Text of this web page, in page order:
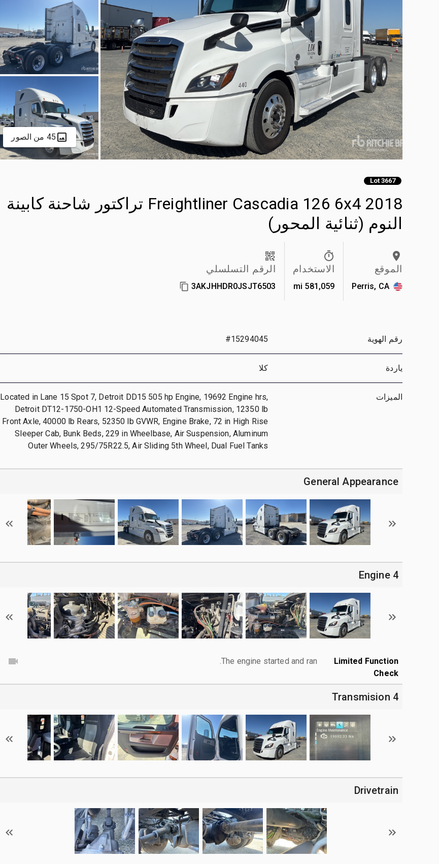
45 من الصور
Lot 3667
2018 Freightliner Cascadia 126 6x4 تراكتور شاحنة كابينة
النوم (ثنائية المحور)
الموقع
Perris, CA
الاستخدام
581,059 mi
الرقم التسلسلي
3AKJHHDR0JSJT6503
رقم الهوية #15294045
ياردة كلا
الميزات
Located in Lane 15 Spot 7, Detroit DD15 505 hp Engine, 19692 Engine hrs,
Detroit DT12-1750-OH1 12-Speed Automated Transmission, 12350 lb
Front Axle, 40000 lb Rears, 52350 lb GVWR, Engine Brake, 72 in High Rise
Sleeper Cab, Bunk Beds, 229 in Wheelbase, Air Suspension, Aluminum
Outer Wheels, 295/75R22.5, Air Sliding 5th Wheel, Dual Fuel Tanks
General Appearance
4 Engine
Limited Function
Check
The engine started and ran.
4 Transmision
Drivetrain